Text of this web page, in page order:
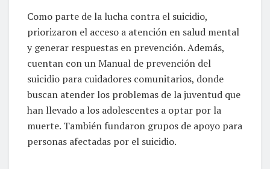
Como parte de la lucha contra el suicidio,
priorizaron el acceso a atención en salud mental
y generar respuestas en prevención. Además,
cuentan con un Manual de prevención del
suicidio para cuidadores comunitarios, donde
buscan atender los problemas de la juventud que
han llevado a los adolescentes a optar por la
muerte. También fundaron grupos de apoyo para
personas afectadas por el suicidio.